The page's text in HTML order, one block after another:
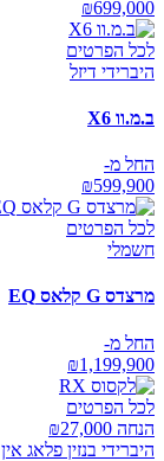
₪699,000
לכל הפרטים
היברידי דיזל
ב.מ.וו X6
החל מ-
₪599,900
לכל הפרטים
חשמלי
מרצדס G קלאס EQ
החל מ-
₪1,199,900
לכל הפרטים
הנחה ₪ 27,000
היברידי בנזין פלאג אין